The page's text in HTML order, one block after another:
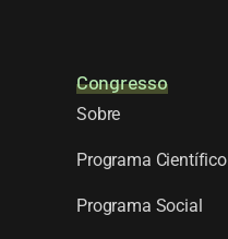
Congresso
Sobre
Programa Científico
Programa Social